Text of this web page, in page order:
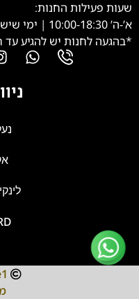
שעות פעילות החנות:
א’-ה’ 10:00-18:30 | ימי שישי: 10:00-14:00
*בהגעה לחנות יש להגיע עד